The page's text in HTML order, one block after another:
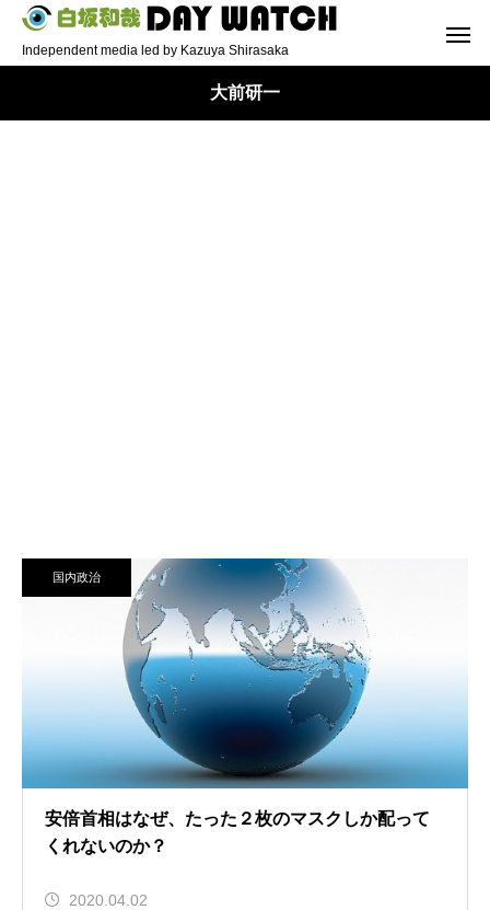
Independent media led by Kazuya Shirasaka
大前研一
国内政治
安倍首相はなぜ、たった２枚のマスクしか配って
くれないのか？
2020.04.02